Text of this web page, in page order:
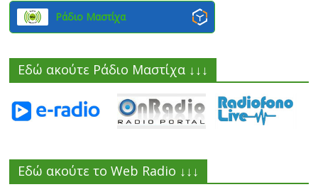
Ράδιο Μαστίχα
Εδώ ακούτε Ράδιο Μαστίχα ↓↓↓
Εδώ ακούτε το Web Radio ↓↓↓